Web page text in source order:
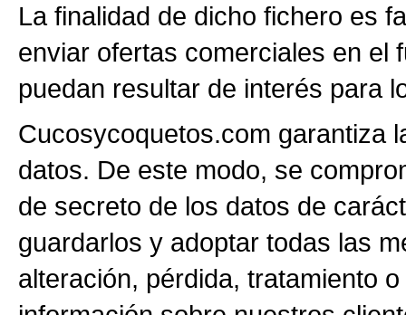
La finalidad de dicho fichero es
enviar ofertas comerciales en el
puedan resultar de interés para
Cucosycoquetos.com garantiza
datos. De este modo, se
de secreto de los datos de
guardarlos y adoptar todas las
alteración, pérdida, tratamiento